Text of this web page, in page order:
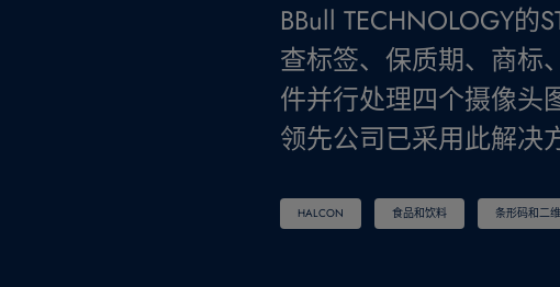
BBull TECHNOLOGY
查标签、保质期、商标
件并行处理四个摄像头
领先公司已采用此解决
HALCON 食品和饮料 条形码和二